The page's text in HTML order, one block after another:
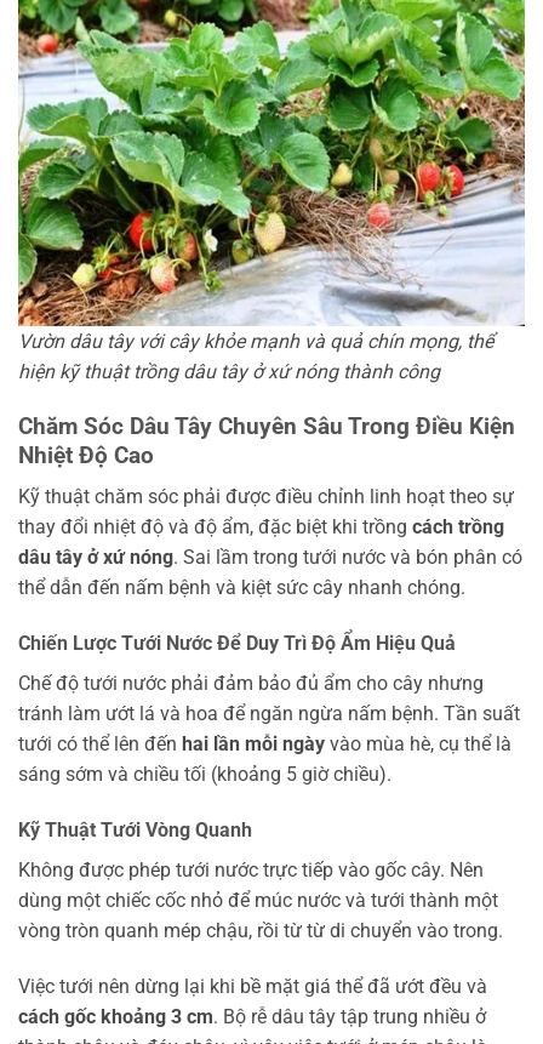
Vườn dâu tây với cây khỏe mạnh và quả chín mọng, thể
hiện kỹ thuật trồng dâu tây ở xứ nóng thành công
Chăm Sóc Dâu Tây Chuyên Sâu Trong Điều Kiện
Nhiệt Độ Cao
Kỹ thuật chăm sóc phải được điều chỉnh linh hoạt theo sự
thay đổi nhiệt độ và độ ẩm, đặc biệt khi trồng cách trồng
dâu tây ở xứ nóng. Sai lầm trong tưới nước và bón phân có
thể dẫn đến nấm bệnh và kiệt sức cây nhanh chóng.
Chiến Lược Tưới Nước Để Duy Trì Độ Ẩm Hiệu Quả
Chế độ tưới nước phải đảm bảo đủ ẩm cho cây nhưng
tránh làm ướt lá và hoa để ngăn ngừa nấm bệnh. Tần suất
tưới có thể lên đến hai lần mỗi ngày vào mùa hè, cụ thể là
sáng sớm và chiều tối (khoảng 5 giờ chiều).
Kỹ Thuật Tưới Vòng Quanh
Không được phép tưới nước trực tiếp vào gốc cây. Nên
dùng một chiếc cốc nhỏ để múc nước và tưới thành một
vòng tròn quanh mép chậu, rồi từ từ di chuyển vào trong.
Việc tưới nên dừng lại khi bề mặt giá thể đã ướt đều và
cách gốc khoảng 3 cm. Bộ rễ dâu tây tập trung nhiều ở